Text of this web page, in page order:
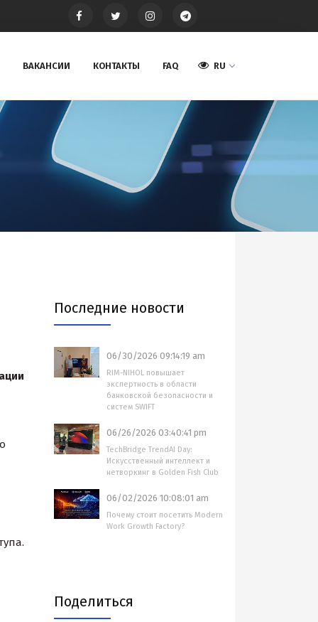
ВАКАНСИИ КОНТАКТЫ FAQ RU
Последние новости
06/30/2026 09:14:19 am
RIM-NIHOL повышает
экспертность в области
банковской безопасности и
систем SWIFT
06/26/2026 03:40:41 pm
TechBridge TrendAI Day:
Искусственный интеллект и
нетворкинг в Golden Fish Club
06/02/2026 10:08:01 am
Почему стоит посетить Modern
Work Growth Factory?
Поделиться